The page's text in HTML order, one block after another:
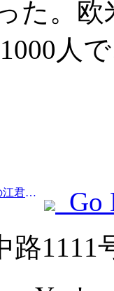
た。
人
Prev:北京市平谷区の万里の長城の江君関区間は、早ければ2026年末にも一般公開される予定だ。
Go
路